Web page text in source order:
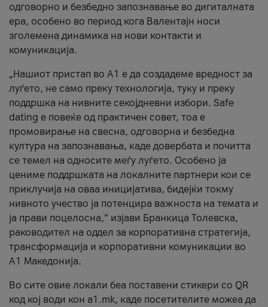
одговорно и безбедно запознавање во дигиталната
ера, особено во период кога Валентајн носи
зголемена динамика на нови контакти и
комуникација.
„Нашиот пристап во А1 е да создадеме вредност за
луѓето, не само преку технологија, туку и преку
поддршка на нивните секојдневни избори. Safe
dating е повеќе од практичен совет, тоа е
промовирање на свесна, одговорна и безбедна
култура на запознавања, каде довербата и почитта
се темел на односите меѓу луѓето. Особено ја
цениме поддршката на локалните партнери кои се
приклучија на оваа иницијатива, бидејќи токму
нивното учество ја потенцира важноста на темата и
ја прави поцелосна,“ изјави Бранкица Толевска,
раководител на оддел за корпоративна стратегија,
трансформација и корпоративни комуникации во
А1 Македонија.
Во сите овие локали беа поставени стикери со QR
код кој води кон a1.mk, каде посетителите можеа да